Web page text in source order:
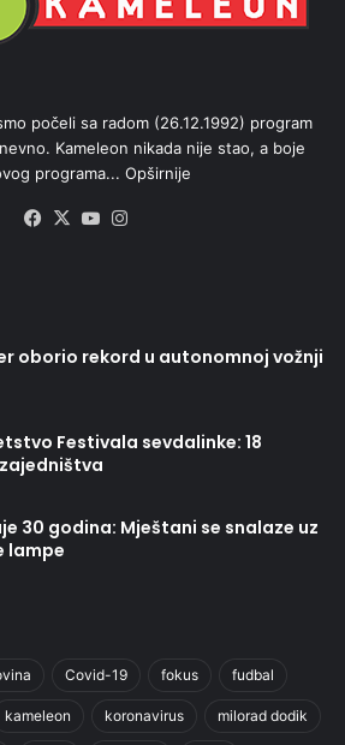
počeli sa radom (26.12.1992) program
Kameleon nikada nije stao, a boje
programa... Opširnije
Facebook
X YouTube
oborio rekord u autonomnoj vožnji
Festivala sevdalinke: 18
30 godina: Mještani se snalaze uz
lampe
Covid-19 fokus fudbal
kameleon koronavirus milorad dodik